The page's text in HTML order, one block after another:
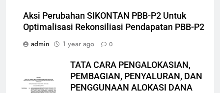
Aksi Perubahan SIKONTAN PBB-P2 Untuk
Optimalisasi Rekonsiliasi Pendapatan PBB-P2
admin
1 year ago 0
TATA CARA PENGALOKASIAN,
PEMBAGIAN, PENYALURAN, DAN
PENGGUNAAN ALOKASI DANA